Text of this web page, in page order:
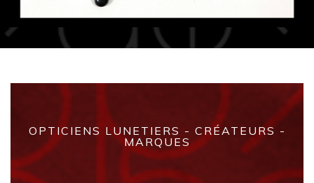
OPTICIENS LUNETIERS - CRÉATEURS -
MARQUES